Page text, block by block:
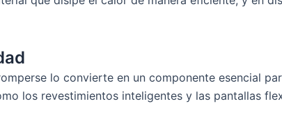
lo convierte en un componente esencial
los revestimientos inteligentes y las pantallas